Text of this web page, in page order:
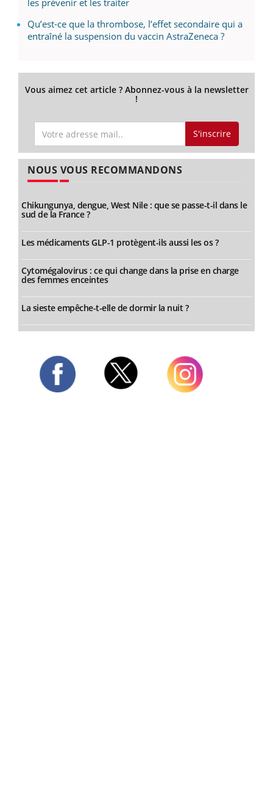
Qu’est-ce que la thrombose, l’effet secondaire qui a
entraîné la suspension du vaccin AstraZeneca ?
Vous aimez cet article ? Abonnez-vous à la newsletter
!
S'inscrire
NOUS VOUS RECOMMANDONS
Chikungunya, dengue, West Nile : que se passe-t-il dans le
sud de la France ?
Les médicaments GLP-1 protègent-ils aussi les os ?
Cytomégalovirus : ce qui change dans la prise en charge
des femmes enceintes
La sieste empêche-t-elle de dormir la nuit ?